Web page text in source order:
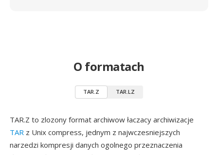
O formatach
TAR.Z TAR.LZ
TAR.Z to zlozony format archiwow łaczacy archiwizacje
TAR z Unix compress, jednym z najwczesniejszych
narzedzi kompresji danych ogolnego przeznaczenia